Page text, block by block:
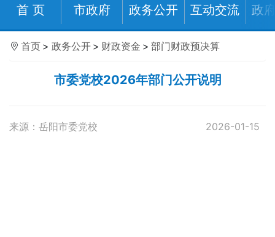
首 页 市政府 政务公开 互动交流 政
首页 > 政务公开 > 财政资金 > 部门财政预决算
市委党校2026年部门公开说明
来源：岳阳市委党校 2026-01-15